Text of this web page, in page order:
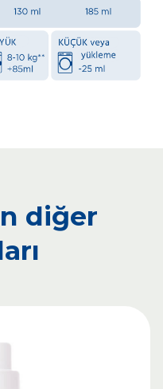
diğer